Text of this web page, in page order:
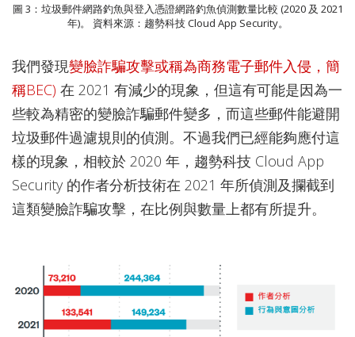
圖 3：垃圾郵件網路釣魚與登入憑證網路釣魚偵測數量比較 (2020 及 2021
年)。 資料來源：趨勢科技 Cloud App Security。
我們發現變臉詐騙攻擊或稱為商務電子郵件入侵，簡
稱BEC) 在 2021 有減少的現象，但這有可能是因為一
些較為精密的變臉詐騙郵件變多，而這些郵件能避開
垃圾郵件過濾規則的偵測。不過我們已經能夠應付這
樣的現象，相較於 2020 年，趨勢科技 Cloud App
Security 的作者分析技術在 2021 年所偵測及攔截到
這類變臉詐騙攻擊，在比例與數量上都有所提升。